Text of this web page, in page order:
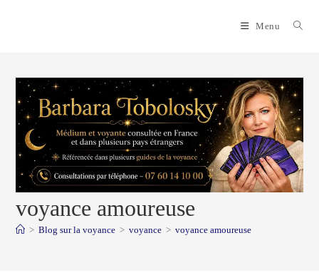
Menu
voyance amoureuse
> Blog sur la voyance > voyance > voyance amoureuse